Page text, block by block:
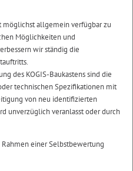
möglichst allgemein verfügbar zu
Möglichkeiten und
wir ständig die
des KOGIS-Baukastens sind die
technischen Spezifikationen mit
von neu identifizierten
unverzüglich veranlasst oder durch
einer Selbstbewertung